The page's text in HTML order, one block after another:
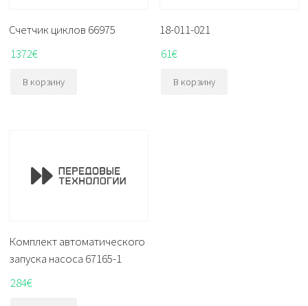
Счетчик циклов 66975
1372€
В корзину
18-011-021
61€
В корзину
Комплект автоматического
запуска насоса 67165-1
284€